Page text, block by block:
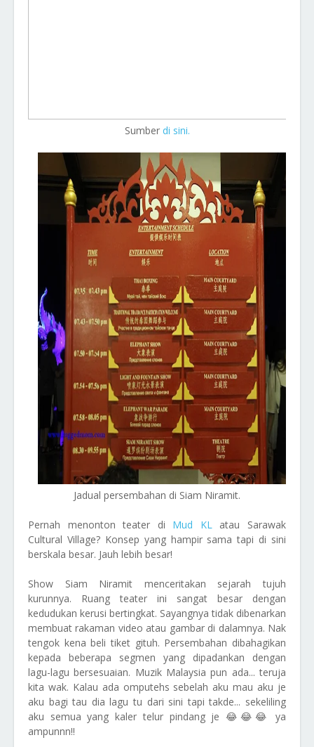
Sumber di sini.
Jadual persembahan di Siam Niramit.
Pernah menonton teater di Mud KLatau Sarawak
Cultural Village? Konsep yang hampir sama tapi di sini
berskala besar. Jauh lebih besar!
Show Siam Niramit menceritakan sejarah tujuh
kurunnya. Ruang teater ini sangat besar dengan
kedudukan kerusi bertingkat. Sayangnya tidak dibenarkan
membuat rakaman video atau gambar di dalamnya. Nak
tengok kena beli tiket gituh. Persembahan dibahagikan
kepada beberapa segmen yang dipadankan dengan
lagu-lagu bersesuaian. Muzik Malaysia pun ada... teruja
kita wak. Kalau ada omputehs sebelah aku mau aku je
aku bagi tau dia lagu tu dari sini tapi takde... sekeliling
aku semua yang kaler telur pindang je 😂😂😂 ya
ampunnn!!